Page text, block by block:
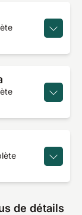
de détails